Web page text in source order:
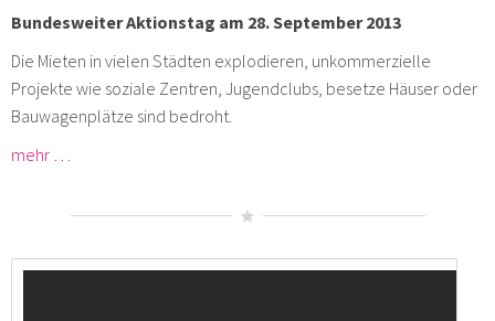
Bundesweiter Aktionstag am 28. September 2013
Die Mieten in vielen Städten explodieren, unkommerzielle
Projekte wie soziale Zentren, Jugendclubs, besetze Häuser oder
Bauwagenplätze sind bedroht.
mehr …
Blockupy Frankfurt 2013 - "der